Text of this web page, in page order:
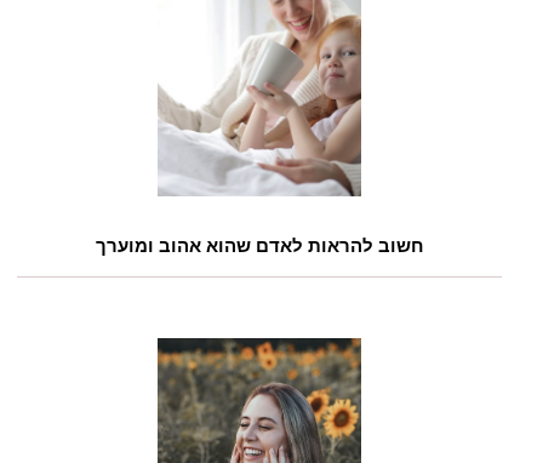
חשוב להראות לאדם שהוא אהוב ומוערך